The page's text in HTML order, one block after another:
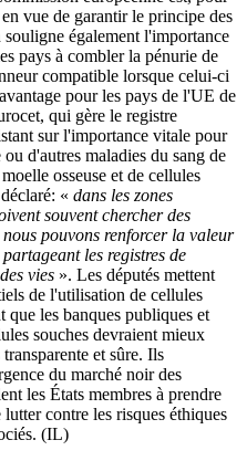
vue de garantir le principe des
également l'importance
pays à combler la pénurie de
compatible lorsque celui-ci
pour les pays de l'UE de
qui gère le registre
sur l'importance vitale pour
d'autres maladies du sang de
osseuse et de cellules
« dans les zones
souvent chercher des
pouvons renforcer la valeur
les registres de
vies ». Les députés mettent
de l'utilisation de cellules
que les banques publiques et
souches devraient mieux
et sûre. Ils
du marché noir des
les États membres à prendre
contre les risques éthiques
(IL)